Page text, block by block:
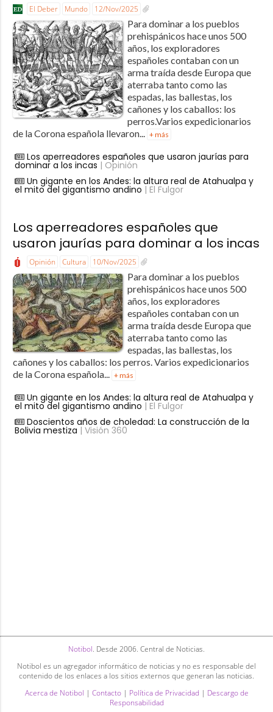
El Deber Mundo 12/Nov/2025
Para dominar a los pueblos
prehispánicos hace unos 500
años, los exploradores
españoles contaban con un
arma traída desde Europa que
aterraba tanto como las
espadas, las ballestas, los
cañones y los caballos: los
perros.Varios expedicionarios
de la Corona española llevaron... + más
Los aperreadores españoles que usaron jaurías para
dominar a los incas | Opinión
Un gigante en los Andes: la altura real de Atahualpa y
el mito del gigantismo andino | El Fulgor
Los aperreadores españoles que
usaron jaurías para dominar a los incas
Opinión Cultura 10/Nov/2025
Para dominar a los pueblos
prehispánicos hace unos 500
años, los exploradores
españoles contaban con un
arma traída desde Europa que
aterraba tanto como las
espadas, las ballestas, los
cañones y los caballos: los perros. Varios expedicionarios
de la Corona española... + más
Un gigante en los Andes: la altura real de Atahualpa y
el mito del gigantismo andino | El Fulgor
Doscientos años de choledad: La construcción de la
Bolivia mestiza | Visión 360
Notibol. Desde 2006. Central de Noticias.
Notibol es un agregador informático de noticias y no es responsable del
contenido de los enlaces a los sitios externos que generan las noticias.
Acerca de Notibol | Contacto| Política de Privacidad | Descargo de
Responsabilidad